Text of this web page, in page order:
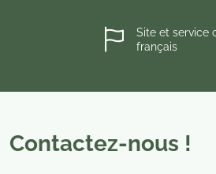
Site et service
français
Contactez-nous !